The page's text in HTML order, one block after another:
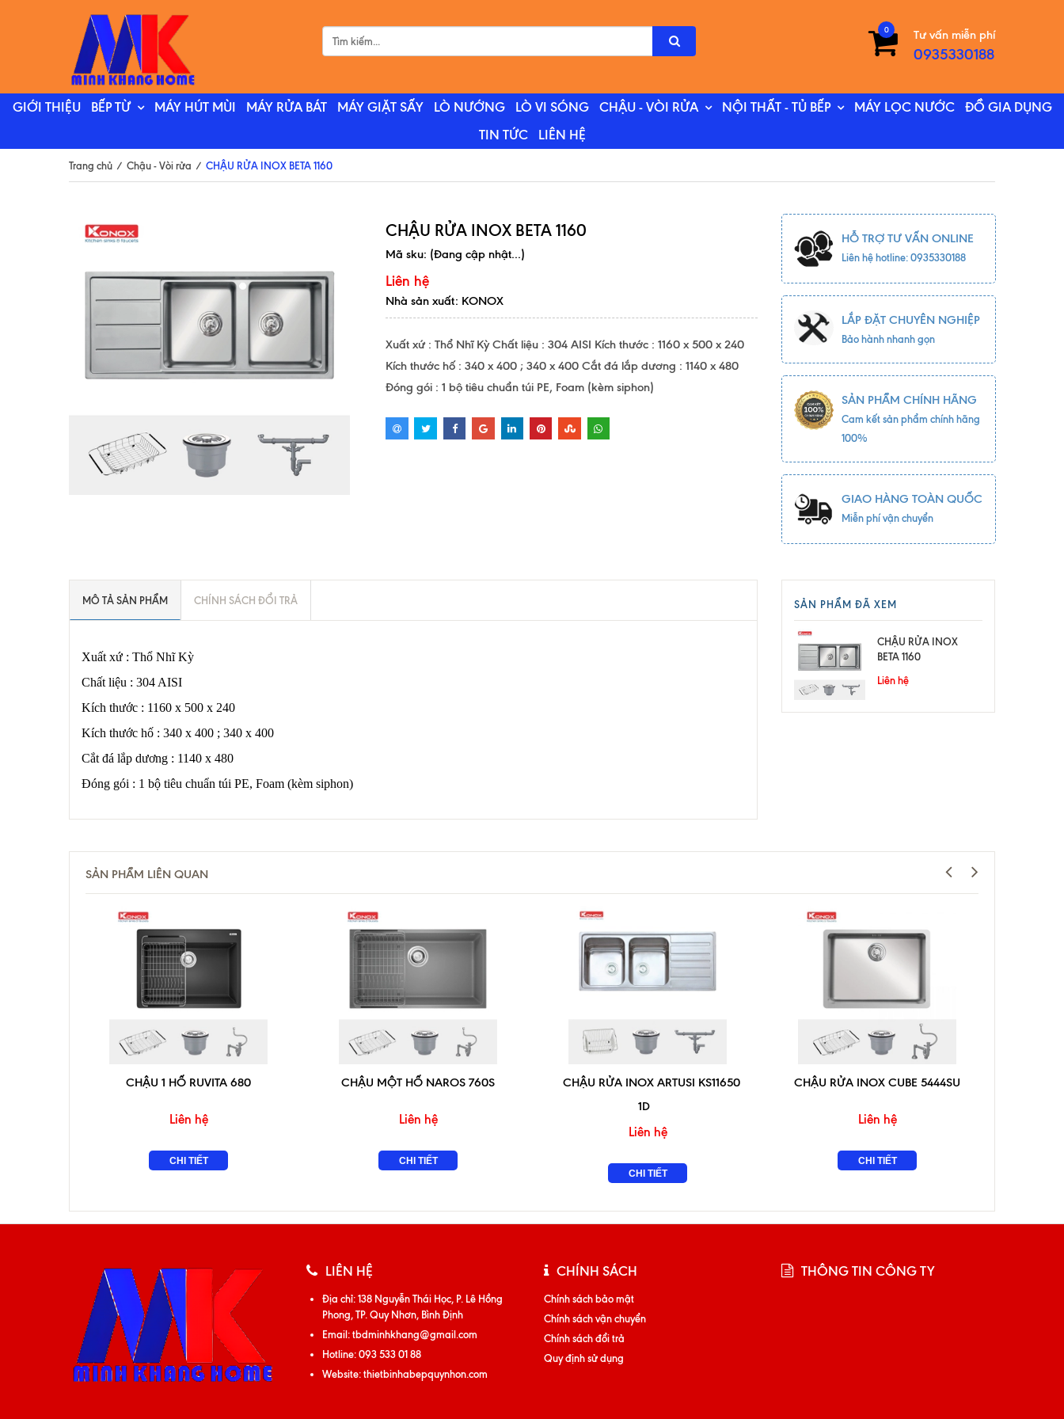
Tư vấn miễn phí
0935330188
0
GIỚI THIỆU BẾP TỪ MÁY HÚT MÙI MÁY RỬA BÁT MÁY GIẶT SẤY LÒ NƯỚNG LÒ VI SÓNG CHẬU - VÒI RỬA NỘI THẤT - TỦ BẾP MÁY LỌC NƯỚC
ĐỒ GIA DỤNG
TIN TỨC
LIÊN HỆ
Trang chủ / Chậu - Vòi rửa / CHẬU RỬA INOX BETA 1160
CHẬU RỬA INOX BETA 1160
Mã sku: (Đang cập nhật...)
Liên hệ
Nhà sản xuất: KONOX
Xuất xứ : Thổ Nhĩ Kỳ Chất liệu : 304 AISI Kích thước : 1160 x 500 x 240
Kích thước hố : 340 x 400 ; 340 x 400 Cắt đá lắp dương : 1140 x 480
Đóng gói : 1 bộ tiêu chuẩn túi PE, Foam (kèm siphon)
HỖ TRỢ TƯ VẤN ONLINE
Liên hệ hotline: 0935330188
LẮP ĐẶT CHUYÊN NGHIỆP
Bảo hành nhanh gọn
SẢN PHẨM CHÍNH HÃNG
Cam kết sản phẩm chính hãng
100%
GIAO HÀNG TOÀN QUỐC
Miễn phí vận chuyển
MÔ TẢ SẢN PHẨM CHÍNH SÁCH ĐỔI TRẢ
Xuất xứ : Thổ Nhĩ Kỳ
Chất liệu : 304 AISI
Kích thước : 1160 x 500 x 240
Kích thước hố : 340 x 400 ; 340 x 400
Cắt đá lắp dương : 1140 x 480
Đóng gói : 1 bộ tiêu chuẩn túi PE, Foam (kèm siphon)
SẢN PHẨM ĐÃ XEM
CHẬU RỬA INOX
BETA 1160
Liên hệ
SẢN PHẨM LIÊN QUAN
CHẬU 1 HỐ RUVITA 680
Liên hệ
CHI TIẾT
CHẬU MỘT HỐ NAROS 760S
Liên hệ
CHI TIẾT
CHẬU RỬA INOX ARTUSI KS11650
1D
Liên hệ
CHI TIẾT
CHẬU RỬA INOX CUBE 5444SU
Liên hệ
CHI TIẾT
LIÊN HỆ
Địa chỉ:138 Nguyễn Thái Học, P. Lê Hồng
Phong, TP. Quy Nhơn, Bình Định
Email:tbdminhkhang@gmail.com
Hotline:093 533 01 88
Website:thietbinhabepquynhon.com
CHÍNH SÁCH
Chính sách bảo mật
Chính sách vận chuyển
Chính sách đổi trả
Quy định sử dụng
THÔNG TIN CÔNG TY